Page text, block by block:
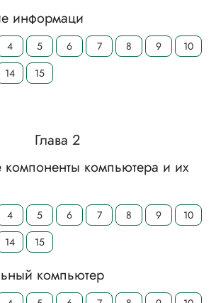
информаци
4 5 6 7 8 9
10
14 15
Глава 2
компьютера и их
4 5 6 7 8 9
10
14 15
компьютер